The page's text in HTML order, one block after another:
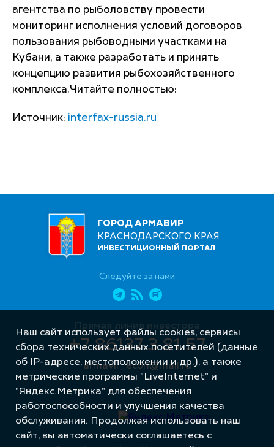
агентства по рыболовству провести
мониторинг исполнения условий договоров
пользования рыбоводными участками на
Кубани, а также разработать и принять
концепцию развития рыбохозяйственного
комплекса.Читайте полностью:
Источник: interfax-russia.ru
ГОРОД АРМАВИР
КРАСНОДАРСКОГО КРАЯ
ИНВЕСТИЦИОННЫЙ ПОРТАЛ
Следуйте за нами
Прямая линия инвестора
+7 86137 3 81 57
armavir_econ@mail.ru
Наш сайт использует файлы cookies, сервисы
сбора технических данных посетителей (данные
об IP-адресе, местоположении и др.), а также
метрические программы "LiveInternet" и
"Яндекс.Метрика" для обеспечения
работоспособности и улучшения качества
обслуживания. Продолжая использовать наш
сайт, вы автоматически соглашаетесь с